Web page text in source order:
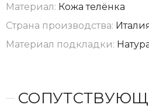
Материал: Кожа телёнка
Страна производства:
Материал подкладки: